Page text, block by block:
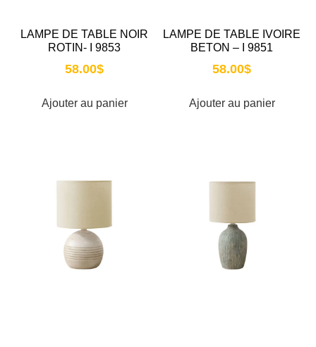
LAMPE DE TABLE NOIR
ROTIN- I 9853
58.00$
Ajouter au panier
LAMPE DE TABLE IVOIRE
BETON – I 9851
58.00$
Ajouter au panier